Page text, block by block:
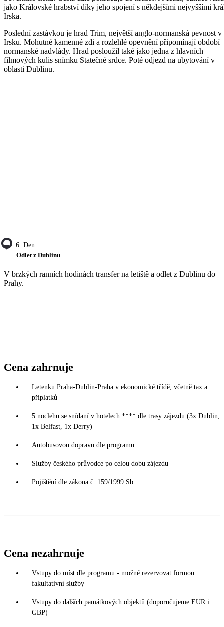
jako Královské hrabství díky jeho spojení s někdejšími nejvyššími
Irska.
Poslední zastávkou je hrad Trim, největší anglo-normanská pevnost v
Irsku. Mohutné kamenné zdi a rozlehlé opevnění připomínají období
normanské nadvlády. Hrad posloužil také jako jedna z hlavních
filmových kulis snímku Statečné srdce. Poté odjezd na ubytování v
oblasti Dublinu.
6. Den
Odlet z Dublinu
V brzkých ranních hodinách transfer na letiště a odlet z Dublinu do
Prahy.
Cena zahrnuje
Letenku Praha-Dublin-Praha v ekonomické třídě, včetně tax a
příplatků
5 noclehů se snídaní v hotelech **** dle trasy zájezdu (3x Dublin,
1x Belfast, 1x Derry)
Autobusovou dopravu dle programu
Služby českého průvodce po celou dobu zájezdu
Pojištění dle zákona č. 159/1999 Sb.
Cena nezahrnuje
Vstupy do míst dle programu - možné rezervovat formou
fakultativní služby
Vstupy do dalších památkových objektů (doporučujeme EUR i
GBP)